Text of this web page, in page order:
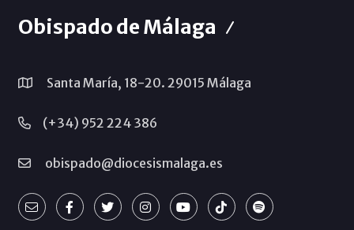
Obispado de Málaga
Santa María, 18-20. 29015 Málaga
(+34) 952 224 386
obispado@diocesismalaga.es